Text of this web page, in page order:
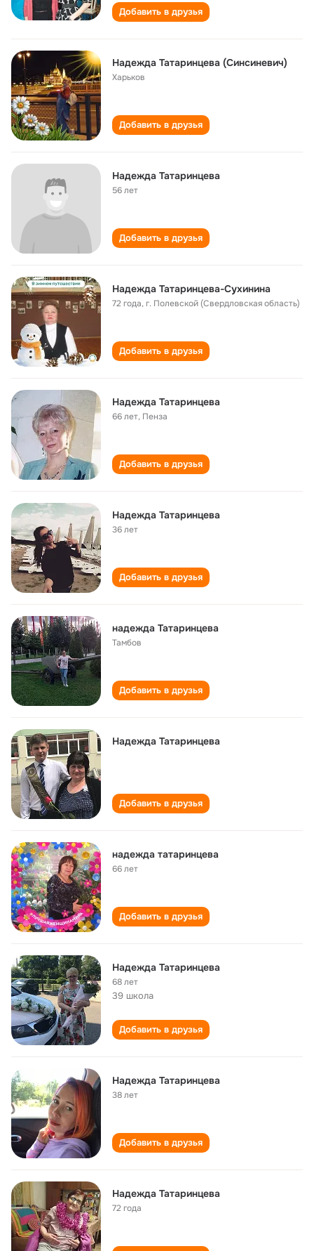
Добавить в друзья
Надежда Татаринцева (Синсиневич)
Харьков
Добавить в друзья
Надежда Татаринцева
56 лет
Добавить в друзья
Надежда Татаринцева-Сухинина
72 года,г. Полевской (Свердловская область)
Добавить в друзья
Надежда Татаринцева
66 лет, Пенза
Добавить в друзья
Надежда Татаринцева
36 лет
Добавить в друзья
надежда Татаринцева
Тамбов
Добавить в друзья
Надежда Татаринцева
Добавить в друзья
надежда татаринцева
66 лет
Добавить в друзья
Надежда Татаринцева
68 лет
39 школа
Добавить в друзья
Надежда Татаринцева
38 лет
Добавить в друзья
Надежда Татаринцева
72 года